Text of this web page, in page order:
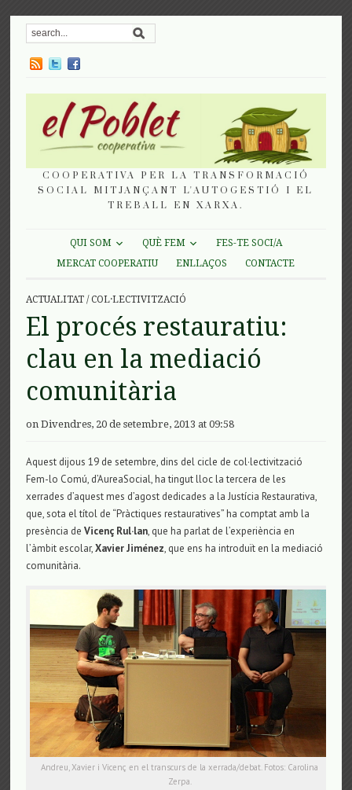
COOPERATIVA PER LA TRANSFORMACIÓ
SOCIAL MITJANÇANT L'AUTOGESTIÓ I EL
TREBALL EN XARXA.
QUI SOM QUÈ FEM
FES-TE SOCI/A
MERCAT COOPERATIU
ENLLAÇOS CONTACTE
ACTUALITAT /COL·LECTIVITZACIÓ
El procés restauratiu:
clau en la mediació
comunitària
on Divendres, 20 de setembre, 2013 at 09:58
Aquest dijous 19 de setembre, dins del cicle de col·lectivització
Fem-lo Comú, d’AureaSocial, ha tingut lloc la tercera de les
xerrades d’aquest mes d’agost dedicades a la Justícia Restaurativa,
que, sota el títol de “Pràctiques restauratives” ha comptat amb la
presència deVicenç Rul·lan, que ha parlat de l’experiència en
l’àmbit escolar,Xavier Jiménez, que ens ha introduït en la mediació
comunitària.
Andreu, Xavier i Vicenç en el transcurs de la xerrada/debat. Fotos: Carolina
Zerpa.